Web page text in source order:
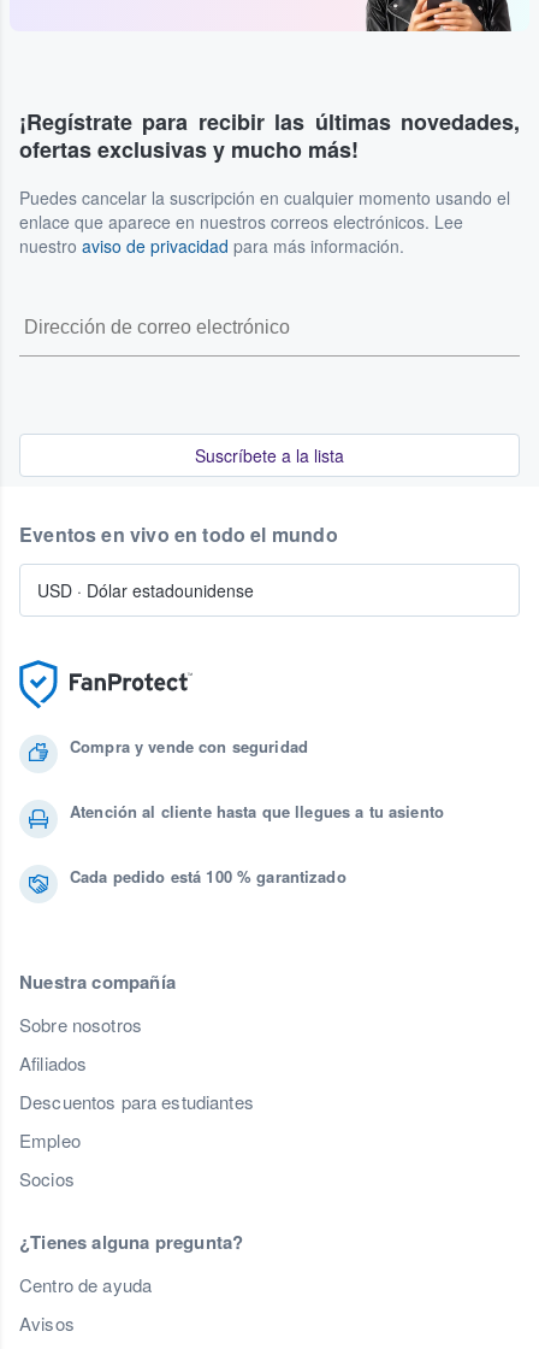
¡Regístrate para recibir las últimas novedades,
ofertas exclusivas y mucho más!
Puedes cancelar la suscripción en cualquier momento usando el
enlace que aparece en nuestros correos electrónicos. Lee
nuestro aviso de privacidad para más información.
Suscríbete a la lista
Compra y vende con seguridad
Atención al cliente hasta que llegues a tu asiento
Cada pedido está 100 % garantizado
Nuestra compañía
Sobre nosotros
Afiliados
Descuentos para estudiantes
Empleo
Socios
¿Tienes alguna pregunta?
Centro de ayuda
Avisos
Eventos en vivo en todo el mundo
USD · Dólar estadounidense